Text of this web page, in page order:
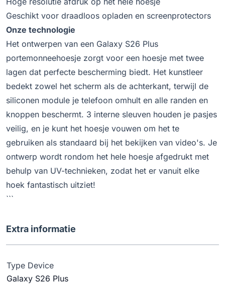
Geschikt voor draadloos opladen en screenprotectors
Onze technologie
Het ontwerpen van een Galaxy S26 Plus
portemonneehoesje zorgt voor een hoesje met twee
lagen dat perfecte bescherming biedt. Het kunstleer
bedekt zowel het scherm als de achterkant, terwijl de
siliconen module je telefoon omhult en alle randen en
knoppen beschermt. 3 interne sleuven houden je pasjes
veilig, en je kunt het hoesje vouwen om het te
gebruiken als standaard bij het bekijken van video's. Je
ontwerp wordt rondom het hele hoesje afgedrukt met
behulp van UV-technieken, zodat het er vanuit elke
hoek fantastisch uitziet!
```
Extra informatie
Type Device
Galaxy S26 Plus